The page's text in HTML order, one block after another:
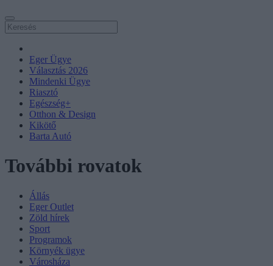
Eger Ügye
Választás 2026
Mindenki Ügye
Riasztó
Egészség+
Otthon & Design
Kikötő
Barta Autó
További rovatok
Állás
Eger Outlet
Zöld hírek
Sport
Programok
Környék ügye
Városháza